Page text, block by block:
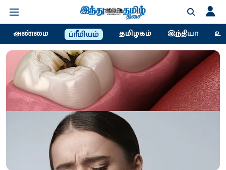
அண்மை ப்ரீமியம் தமிழகம் இந்தியா